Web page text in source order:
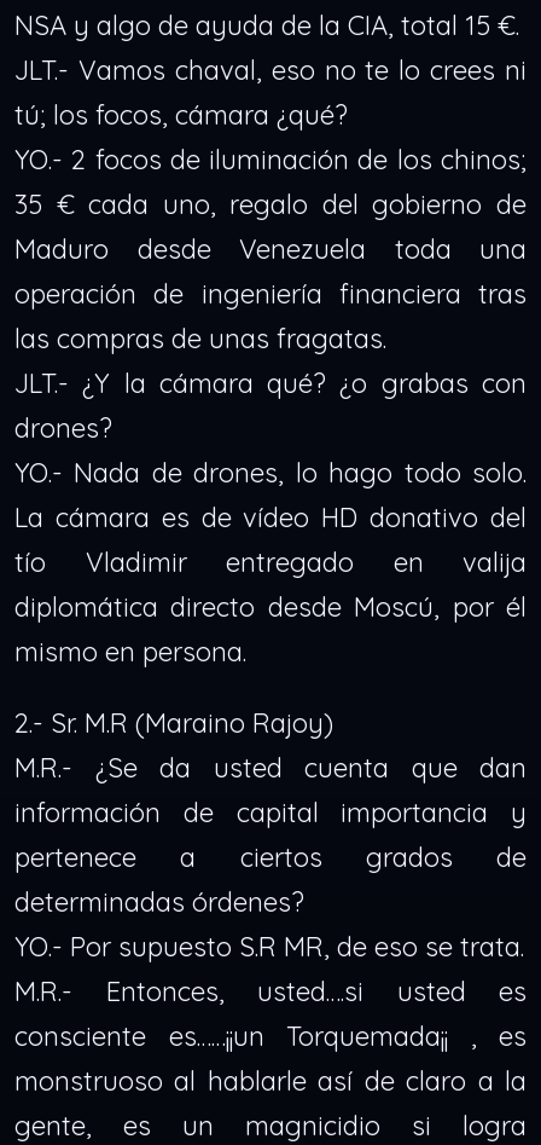
NSA y algo de ayuda de la CIA, total 15 €.
JLT.- Vamos chaval, eso no te lo crees ni
tú; los focos, cámara ¿qué?
YO.- 2 focos de iluminación de los chinos;
35 € cada uno, regalo del gobierno de
Maduro desde Venezuela toda una
operación de ingeniería financiera tras
las compras de unas fragatas.
JLT.- ¿Y la cámara qué? ¿o grabas con
drones?
YO.- Nada de drones, lo hago todo solo.
La cámara es de vídeo HD donativo del
tío Vladimir entregado en valija
diplomática directo desde Moscú, por él
mismo en persona.
2.- Sr. M.R (Maraino Rajoy)
M.R.- ¿Se da usted cuenta que dan
información de capital importancia y
pertenece a ciertos grados de
determinadas órdenes?
YO.- Por supuesto S.R MR, de eso se trata.
M.R.- Entonces, usted….si usted es
consciente es……¡¡un Torquemada¡¡ , es
monstruoso al hablarle así de claro a la
gente, es un magnicidio si logra